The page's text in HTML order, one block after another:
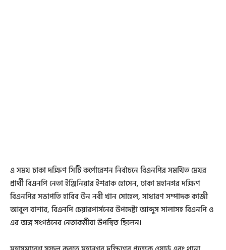
এ সময় ঢাকা দক্ষিণ সিটি কর্পোরেশন নির্বাচনে বিএনপির সমর্থিত মেয়র
প্রার্থী বিএনপি নেতা ইঞ্জিনিয়ার ইশরাক হোসেন, ঢাকা মহানগর দক্ষিণ
বিএনপির সভাপতি হাবিব উন নবী খান সোহেল, সাধারণ সম্পাদক কাজী
আবুল বাশার, বিএনপি চেয়ারপার্সনের উপদেষ্টা আব্দুস সালাসহ বিএনপি ও
এর অঙ্গ সংগঠনের নেতাকর্মীরা উপস্থিত ছিলেন।